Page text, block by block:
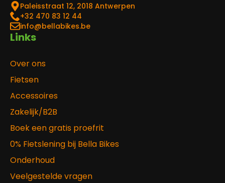
Paleisstraat 12, 2018 Antwerpen
‎+32 470 83 12 44
info@bellabikes.be
Links
Over ons
Fietsen
Accessoires
Zakelijk/B2B
Boek een gratis proefrit
0% Fietslening bij Bella Bikes
Onderhoud
Veelgestelde vragen